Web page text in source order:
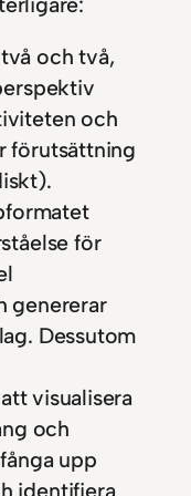
och två,
och
förutsättning
för
genererar
Dessutom
visualisera
och
upp